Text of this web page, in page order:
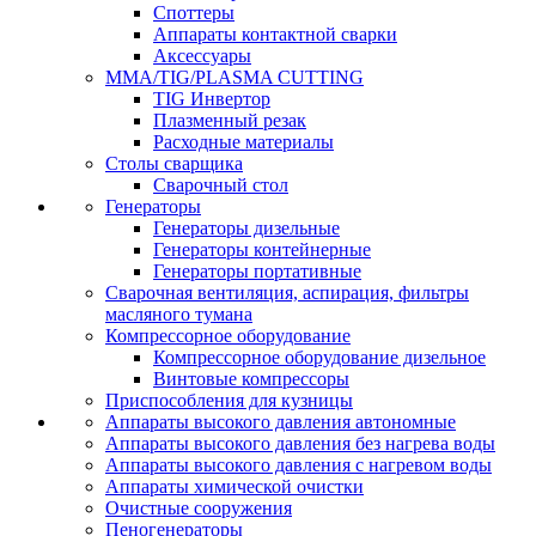
Споттеры
Аппараты контактной сварки
Аксессуары
MMA/TIG/PLASMA CUTTING
TIG Инвертор
Плазменный резак
Расходные материалы
Столы сварщика
Сварочный стол
Генераторы
Генераторы дизельные
Генераторы контейнерные
Генераторы портативные
Сварочная вентиляция, аспирация, фильтры
масляного тумана
Компрессорное оборудование
Компрессорное оборудование дизельное
Винтовые компрессоры
Приспособления для кузницы
Аппараты высокого давления автономные
Аппараты высокого давления без нагрева воды
Аппараты высокого давления с нагревом воды
Аппараты химической очистки
Очистные сооружения
Пеногенераторы